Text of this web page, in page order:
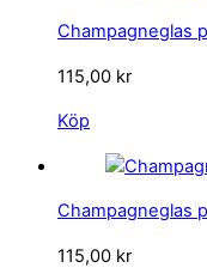
Champagneglas
115,00 kr
Köp
Champagneglas
115,00 kr